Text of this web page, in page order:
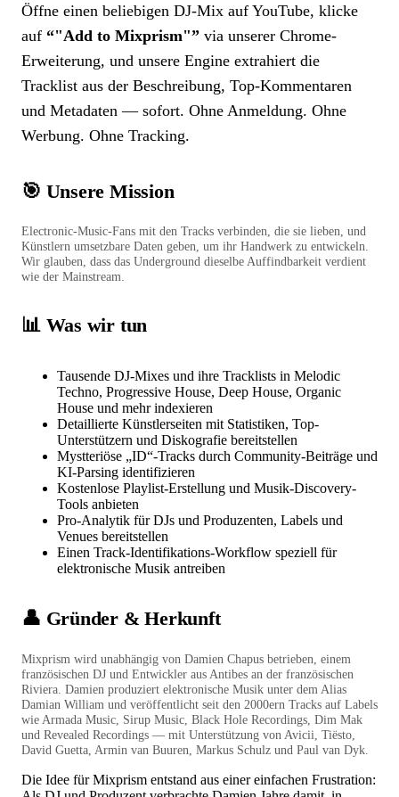
Öffne einen beliebigen DJ-Mix auf YouTube, klicke
auf “"Add to Mixprism"” via unserer Chrome-
Erweiterung, und unsere Engine extrahiert die
Tracklist aus der Beschreibung, Top-Kommentaren
und Metadaten — sofort. Ohne Anmeldung. Ohne
Werbung. Ohne Tracking.
🎯 Unsere Mission
Electronic-Music-Fans mit den Tracks verbinden, die sie lieben, und
Künstlern umsetzbare Daten geben, um ihr Handwerk zu entwickeln.
Wir glauben, dass das Underground dieselbe Auffindbarkeit verdient
wie der Mainstream.
📊 Was wir tun
Tausende DJ-Mixes und ihre Tracklists in Melodic
Techno, Progressive House, Deep House, Organic
House und mehr indexieren
Detaillierte Künstlerseiten mit Statistiken, Top-
Unterstützern und Diskografie bereitstellen
Mystteriöse „ID“-Tracks durch Community-Beiträge und
KI-Parsing identifizieren
Kostenlose Playlist-Erstellung und Musik-Discovery-
Tools anbieten
Pro-Analytik für DJs und Produzenten, Labels und
Venues bereitstellen
Einen Track-Identifikations-Workflow speziell für
elektronische Musik antreiben
👤 Gründer & Herkunft
Mixprism wird unabhängig von Damien Chapus betrieben, einem
französischen DJ und Entwickler aus Antibes an der französischen
Riviera. Damien produziert elektronische Musik unter dem Alias
Damian William und veröffentlicht seit den 2000ern Tracks auf Labels
wie Armada Music, Sirup Music, Black Hole Recordings, Dim Mak
und Revealed Recordings — mit Unterstützung von Avicii, Tiësto,
David Guetta, Armin van Buuren, Markus Schulz und Paul van Dyk.
Die Idee für Mixprism entstand aus einer einfachen Frustration: